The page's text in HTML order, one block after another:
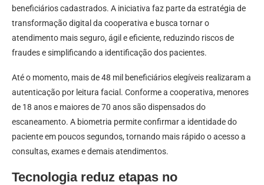
beneficiários cadastrados. A iniciativa faz parte da estratégia de
transformação digital da cooperativa e busca tornar o
atendimento mais seguro, ágil e eficiente, reduzindo riscos de
fraudes e simplificando a identificação dos pacientes.
Até o momento, mais de 48 mil beneficiários elegíveis realizaram a
autenticação por leitura facial. Conforme a cooperativa, menores
de 18 anos e maiores de 70 anos são dispensados do
escaneamento. A biometria permite confirmar a identidade do
paciente em poucos segundos, tornando mais rápido o acesso a
consultas, exames e demais atendimentos.
Tecnologia reduz etapas no